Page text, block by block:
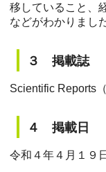
移していること、
などがわかりまし
３ 掲載誌
Scientific Reports
４ 掲載日
令和４年４月１９